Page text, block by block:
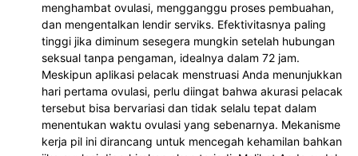
menghambat ovulasi, mengganggu proses pembuahan,
dan mengentalkan lendir serviks. Efektivitasnya paling
tinggi jika diminum sesegera mungkin setelah hubungan
seksual tanpa pengaman, idealnya dalam 72 jam.
Meskipun aplikasi pelacak menstruasi Anda menunjukkan
hari pertama ovulasi, perlu diingat bahwa akurasi pelacak
tersebut bisa bervariasi dan tidak selalu tepat dalam
menentukan waktu ovulasi yang sebenarnya. Mekanisme
kerja pil ini dirancang untuk mencegah kehamilan bahkan